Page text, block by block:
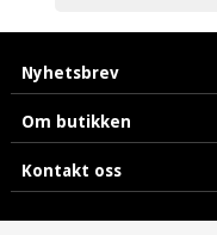
Nyhetsbrev
Om butikken
Kontakt oss